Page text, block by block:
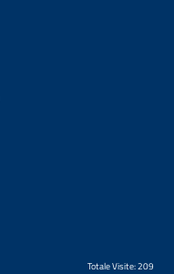
Totale Visite: 209